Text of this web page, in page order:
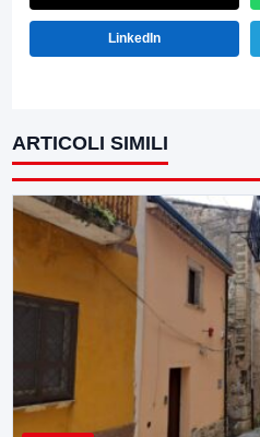
LinkedIn
ARTICOLI SIMILI